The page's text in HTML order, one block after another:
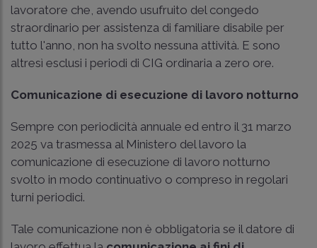
lavoratore che, avendo usufruito del congedo
straordinario per assistenza di familiare disabile per
tutto l'anno, non ha svolto nessuna attività. E sono
altresì esclusi i periodi di CIG ordinaria a zero ore.
Comunicazione di esecuzione di lavoro notturno
Sempre con periodicità annuale ed entro il 31 marzo
2025 va trasmessa al Ministero del lavoro la
comunicazione di esecuzione di lavoro notturno
svolto in modo continuativo o compreso in regolari
turni periodici.
Tale comunicazione non è obbligatoria se il datore di